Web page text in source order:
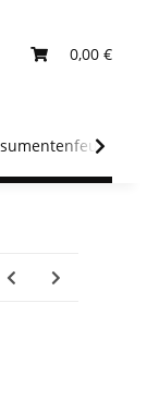
0,00 €